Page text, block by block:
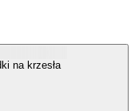
na krzesła